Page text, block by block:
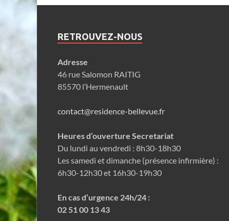
RETROUVEZ-NOUS
Adresse
46 rue Salomon RAITIG
85570 l’Hermenault
contact@residence-bellevue.fr
Heures d’ouverture Secretariat
Du lundi au vendredi : 8h30-18h30
Les samedi et dimanche (présence infirmière) :
6h30-12h30 et 16h30-19h30
En cas d’urgence 24h/24 :
02 51 00 13 43